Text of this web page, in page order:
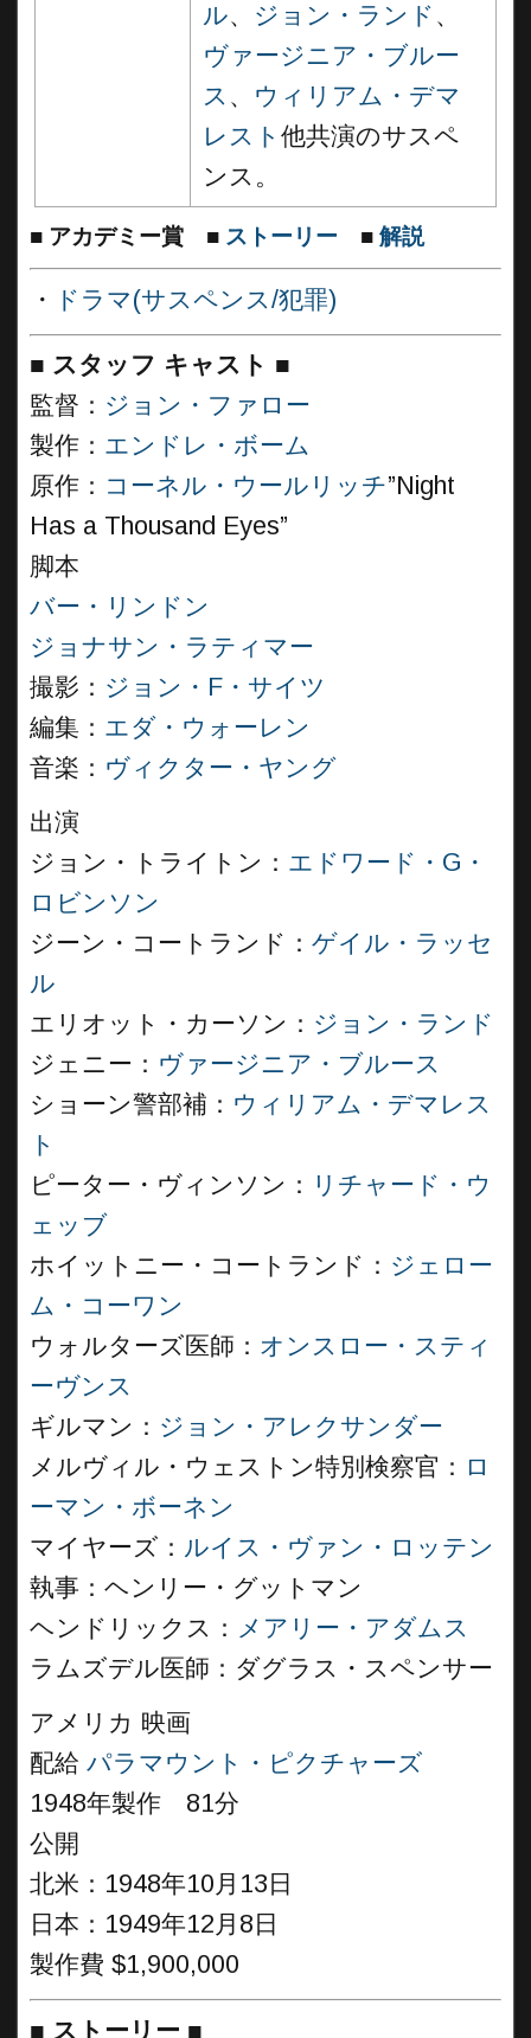
ル、 ジョン・ランド 、
ヴァージニア・ブルー
ス 、 ウィリアム・デマ
レスト 他共演のサスペ
ンス。
■ アカデミー賞 ■ ストーリー ■ 解説
・ ドラマ(サスペンス/犯罪)
■ スタッフ キャスト ■
監督： ジョン・ファロー
製作： エンドレ・ボーム
原作： コーネル・ウールリッチ”Night
Has a Thousand Eyes”
脚本
バー・リンドン
ジョナサン・ラティマー
撮影： ジョン・F・サイツ
編集： エダ・ウォーレン
音楽： ヴィクター・ヤング
出演
ジョン・トライトン： エドワード・G・
ロビンソン
ジーン・コートランド： ゲイル・ラッセ
ル
エリオット・カーソン： ジョン・ランド
ジェニー： ヴァージニア・ブルース
ショーン警部補： ウィリアム・デマレス
ト
ピーター・ヴィンソン： リチャード・ウ
ェッブ
ホイットニー・コートランド： ジェロー
ム・コーワン
ウォルターズ医師： オンスロー・スティ
ーヴンス
ギルマン： ジョン・アレクサンダー
メルヴィル・ウェストン特別検察官： ロ
ーマン・ボーネン
マイヤーズ： ルイス・ヴァン・ロッテン
執事：ヘンリー・グットマン
ヘンドリックス： メアリー・アダムス
ラムズデル医師：ダグラス・スペンサー
アメリカ 映画
配給 パラマウント・ピクチャーズ
1948年製作 81分
公開
北米：1948年10月13日
日本：1949年12月8日
製作費 $1,900,000
■ ストーリー ■